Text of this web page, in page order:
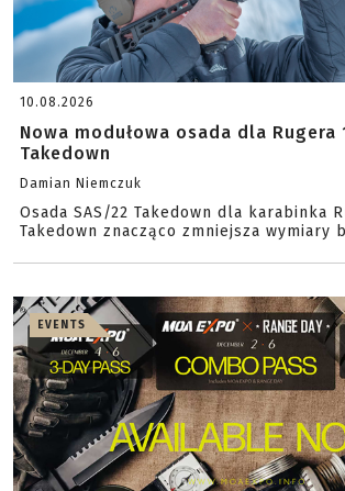
10.08.2026
Nowa modułowa osada dla Rugera
Takedown
Damian Niemczuk
Osada SAS/22 Takedown dla karabinka
Takedown znacząco zmniejsza wymiary
EVENTS